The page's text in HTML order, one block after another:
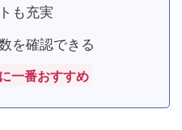
も充実
を確認できる
一番おすすめ